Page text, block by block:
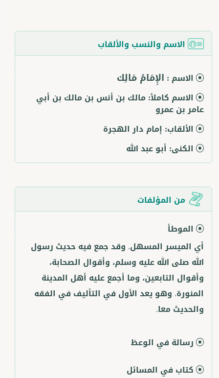
الاسم والنسب والألقاب
الاسم : الإِمَامُ مَالِك
الاسم كاملاً: مالك بن أنس بن مالك بن أبي
عامر بن عمرو
الألقاب: إمام دار الهجرة
الكنى: أبو عبد الله
من المؤلفات
الموطأ
أي الميسر المسهل. وقد جمع فيه حديث رسول
الله صلى الله عليه وسلم، وأقوال الصحابة،
وأقوال التابعين، وما أجمع عليه أهل المدينة
المنورة. وهو يعد الأول في التأليف في الفقه
والحديث معا.
رسالة في الوعظ
كتاب في المسائل